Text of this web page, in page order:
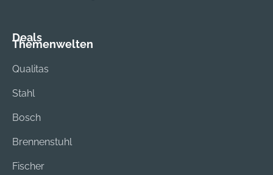
Deals
Themenwelten
Qualitas
Stahl
Bosch
Brennenstuhl
Fischer